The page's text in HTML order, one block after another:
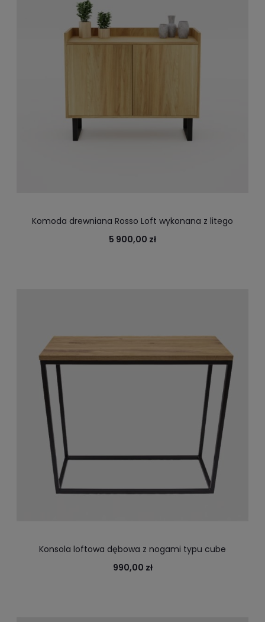
Komoda drewniana Rosso Loft wykonana z litego
drewna, sprawdzi się w domu i biurze
5 900,00 zł
Konsola loftowa dębowa z nogami typu cube
990,00 zł